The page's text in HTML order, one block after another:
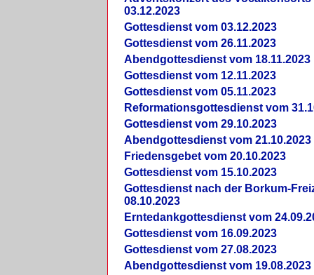
03.12.2023
Gottesdienst vom 03.12.2023
Gottesdienst vom 26.11.2023
Abendgottesdienst vom 18.11.2023
Gottesdienst vom 12.11.2023
Gottesdienst vom 05.11.2023
Reformationsgottesdienst vom
Gottesdienst vom 29.10.2023
Abendgottesdienst vom 21.10.2023
Friedensgebet vom 20.10.2023
Gottesdienst vom 15.10.2023
Gottesdienst nach der Borkum-
08.10.2023
Erntedankgottesdienst vom
Gottesdienst vom 16.09.2023
Gottesdienst vom 27.08.2023
Abendgottesdienst vom 19.08.2023